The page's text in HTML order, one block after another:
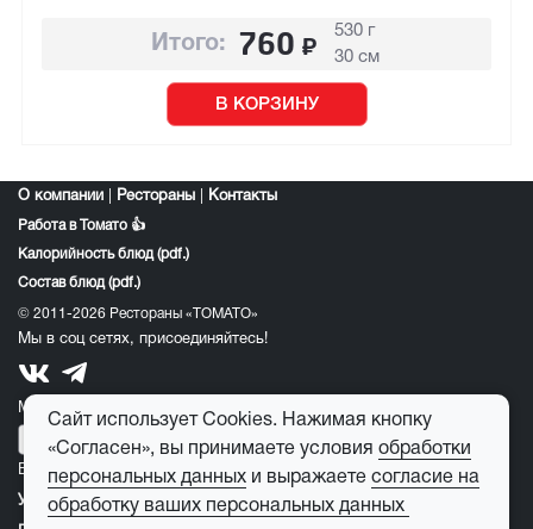
Итого: 760 ₽
530 г
30 см
В КОРЗИНУ
О компании Рестораны Контакты
Работа в Томато 👍
Калорийность блюд (pdf.)
Состав блюд (pdf.)
© 2011-2026 Рестораны «ТОМАТО»
Мы в соц сетях, присоединяйтесь!
Мобильное приложение томато:
E-mail для обратной связи: feedback@tomato-pizza.ru
Условия обработки персональных данных
Сайт использует Cookies. Нажимая кнопку
«Согласен», вы принимаете условия обработки
персональных данных и выражаете согласие на
обработку ваших персональных данных